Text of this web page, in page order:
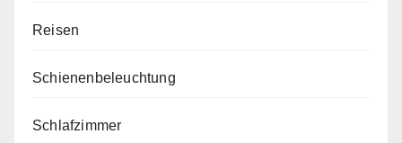
Reisen
Schienenbeleuchtung
Schlafzimmer